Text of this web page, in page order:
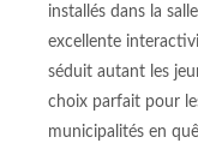
installés dans la
excellente
séduit autant les
choix parfait pour
municipalités en